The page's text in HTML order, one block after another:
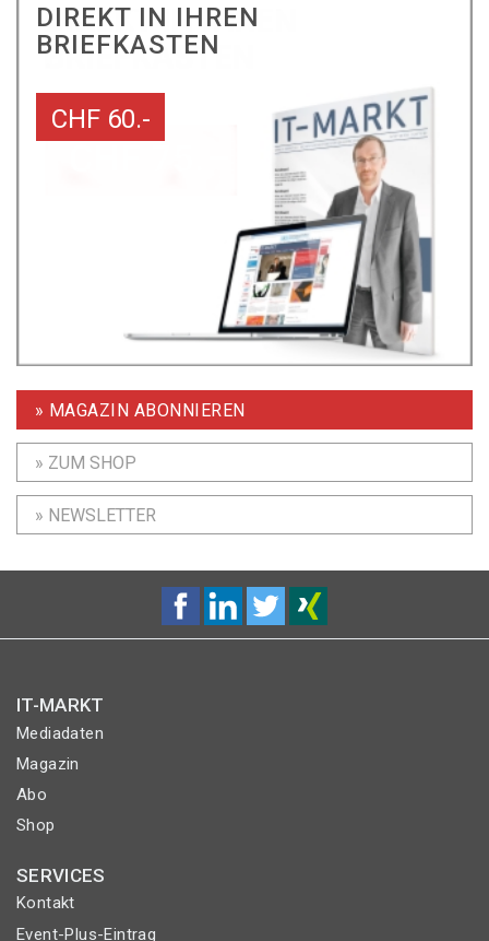
DIREKT IN IHREN
BRIEFKASTEN
CHF 60.-
» MAGAZIN ABONNIEREN
» ZUM SHOP
» NEWSLETTER
IT-MARKT
Mediadaten
Magazin
Abo
Shop
SERVICES
Kontakt
Event-Plus-Eintrag